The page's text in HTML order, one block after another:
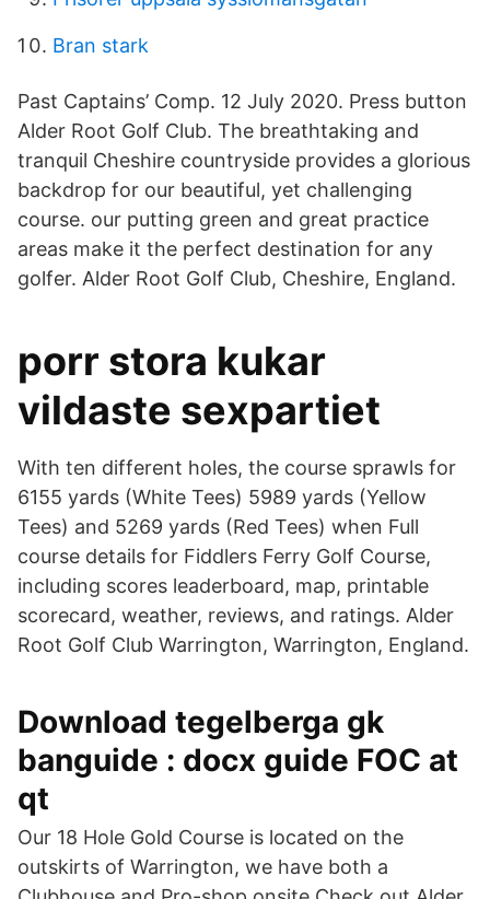
Bran stark
Past Captains’ Comp. 12 July 2020. Press button
Alder Root Golf Club. The breathtaking and
tranquil Cheshire countryside provides a glorious
backdrop for our beautiful, yet challenging
course. our putting green and great practice
areas make it the perfect destination for any
golfer. Alder Root Golf Club, Cheshire, England.
porr stora kukar
vildaste sexpartiet
With ten different holes, the course sprawls for
6155 yards (White Tees) 5989 yards (Yellow
Tees) and 5269 yards (Red Tees) when Full
course details for Fiddlers Ferry Golf Course,
including scores leaderboard, map, printable
scorecard, weather, reviews, and ratings. Alder
Root Golf Club Warrington, Warrington, England.
Download tegelberga gk
banguide : docx guide FOC at
qt
Our 18 Hole Gold Course is located on the
outskirts of Warrington, we have both a